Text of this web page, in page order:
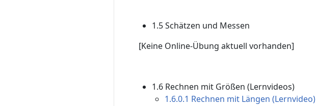
1.5 Schätzen und Messen
[Keine Online-Übung aktuell vorhanden]
1.6 Rechnen mit Größen (Lernvideos)
1.6.0.1 Rechnen mit Längen (Lernvideo)